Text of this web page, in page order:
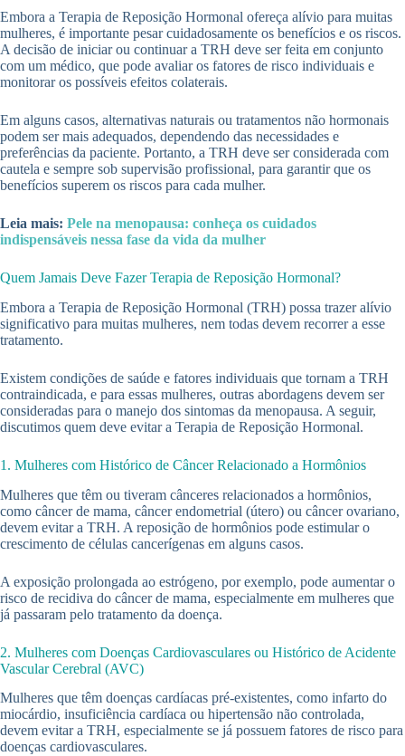
Embora a Terapia de Reposição Hormonal ofereça alívio para muitas
mulheres, é importante pesar cuidadosamente os benefícios e os riscos.
A decisão de iniciar ou continuar a TRH deve ser feita em conjunto
com um médico, que pode avaliar os fatores de risco individuais e
monitorar os possíveis efeitos colaterais.
Em alguns casos, alternativas naturais ou tratamentos não hormonais
podem ser mais adequados, dependendo das necessidades e
preferências da paciente. Portanto, a TRH deve ser considerada com
cautela e sempre sob supervisão profissional, para garantir que os
benefícios superem os riscos para cada mulher.
Leia mais: Pele na menopausa: conheça os cuidados
indispensáveis nessa fase da vida da mulher
Quem Jamais Deve Fazer Terapia de Reposição Hormonal?
Embora a Terapia de Reposição Hormonal (TRH) possa trazer alívio
significativo para muitas mulheres, nem todas devem recorrer a esse
tratamento.
Existem condições de saúde e fatores individuais que tornam a TRH
contraindicada, e para essas mulheres, outras abordagens devem ser
consideradas para o manejo dos sintomas da menopausa. A seguir,
discutimos quem deve evitar a Terapia de Reposição Hormonal.
1. Mulheres com Histórico de Câncer Relacionado a Hormônios
Mulheres que têm ou tiveram cânceres relacionados a hormônios,
como câncer de mama, câncer endometrial (útero) ou câncer ovariano,
devem evitar a TRH. A reposição de hormônios pode estimular o
crescimento de células cancerígenas em alguns casos.
A exposição prolongada ao estrógeno, por exemplo, pode aumentar o
risco de recidiva do câncer de mama, especialmente em mulheres que
já passaram pelo tratamento da doença.
2. Mulheres com Doenças Cardiovasculares ou Histórico de Acidente
Vascular Cerebral (AVC)
Mulheres que têm doenças cardíacas pré-existentes, como infarto do
miocárdio, insuficiência cardíaca ou hipertensão não controlada,
devem evitar a TRH, especialmente se já possuem fatores de risco para
doenças cardiovasculares.